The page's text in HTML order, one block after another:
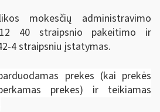
mokesčių administravimo
40 straipsnio pakeitimo ir
4 straipsniu įstatymas.
prekes (kai prekės
prekes) ir teikiamas